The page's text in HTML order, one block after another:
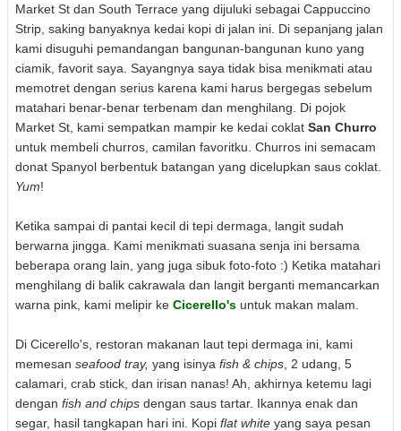
Market St dan South Terrace yang dijuluki sebagai Cappuccino
Strip, saking banyaknya kedai kopi di jalan ini. Di sepanjang jalan
kami disuguhi pemandangan bangunan-bangunan kuno yang
ciamik, favorit saya. Sayangnya saya tidak bisa menikmati atau
memotret dengan serius karena kami harus bergegas sebelum
matahari benar-benar terbenam dan menghilang. Di pojok
Market St, kami sempatkan mampir ke kedai coklat San Churro
untuk membeli churros, camilan favoritku. Churros ini semacam
donat Spanyol berbentuk batangan yang dicelupkan saus coklat.
Yum!
Ketika sampai di pantai kecil di tepi dermaga, langit sudah
berwarna jingga. Kami menikmati suasana senja ini bersama
beberapa orang lain, yang juga sibuk foto-foto :) Ketika matahari
menghilang di balik cakrawala dan langit berganti memancarkan
warna pink, kami melipir ke Cicerello's untuk makan malam.
Di Cicerello's, restoran makanan laut tepi dermaga ini, kami
memesan seafood tray, yang isinya fish & chips , 2 udang, 5
calamari, crab stick, dan irisan nanas! Ah, akhirnya ketemu lagi
dengan fish and chips dengan saus tartar. Ikannya enak dan
segar, hasil tangkapan hari ini. Kopi flat white yang saya pesan